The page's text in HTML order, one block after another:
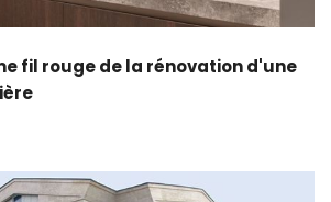
fil rouge de la rénovation d'une